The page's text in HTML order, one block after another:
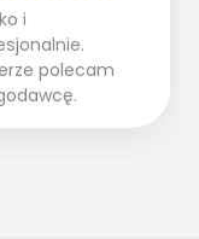
i
polecam